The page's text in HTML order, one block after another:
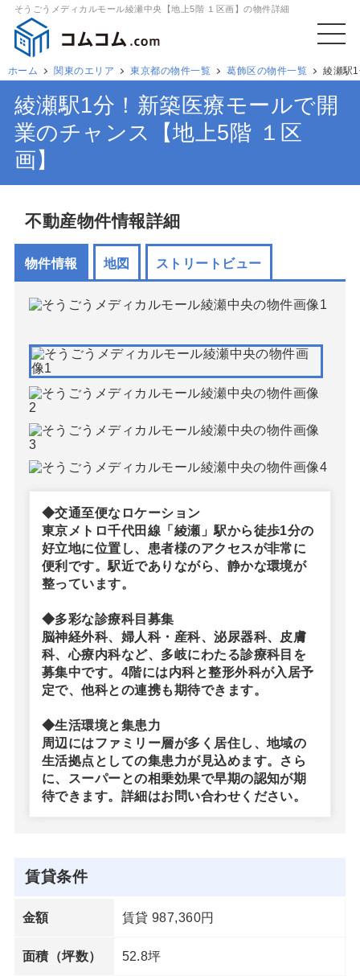
そうごうメディカルモール綾瀬中央【地上5階 １区画】の物件詳細
ホーム 関東のエリア 東京都の物件一覧 葛飾区の物件一覧 綾瀬駅
綾瀬駅1分！新築医療モールで開
業のチャンス【地上5階 １区
画】
不動産物件情報詳細
物件情報 地図 ストリートビュー
◆交通至便なロケーション
東京メトロ千代田線「綾瀬」駅から徒歩1分の
好立地に位置し、患者様のアクセスが非常に
便利です。駅近でありながら、静かな環境が
整っています。
◆多彩な診療科目募集
脳神経外科、婦人科・産科、泌尿器科、皮膚
科、心療内科など、多岐にわたる診療科目を
募集中です。4階には内科と整形外科が入居予
定で、他科との連携も期待できます。
◆生活環境と集患力
周辺にはファミリー層が多く居住し、地域の
生活拠点としての集患力が見込めます。さら
に、スーパーとの相乗効果で早期の認知が期
待できます。詳細はお問い合わせください。
賃貸条件
金額 賃貸 987,360円
面積（坪数） 52.8坪